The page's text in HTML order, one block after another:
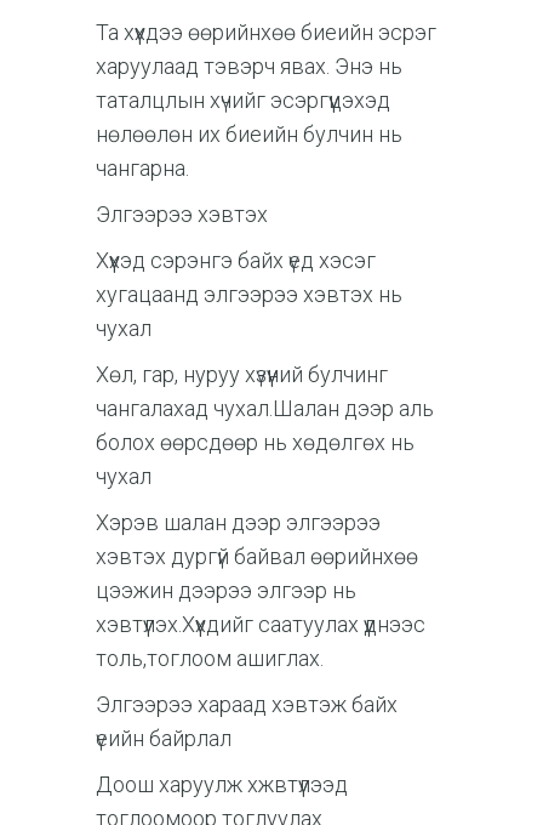
Та хүүхдээ өөрийнхөө биеийн эсрэг
харуулаад тэвэрч явах. Энэ нь
таталцлын хүчийг эсэргүүцэхэд
нөлөөлөн их биеийн булчин нь
чангарна.
Элгээрээ хэвтэх
Хүүхэд сэрэнгэ байх үед хэсэг
хугацаанд элгээрээ хэвтэх нь
чухал
Хөл, гар, нуруу хүзүүний булчинг
чангалахад чухал.Шалан дээр аль
болох өөрсдөөр нь хөдөлгөх нь
чухал
Хэрэв шалан дээр элгээрээ
хэвтэх дургүй байвал өөрийнхөө
цээжин дээрээ элгээр нь
хэвтүүлэх.Хүүхдийг саатуулах үүднээс
толь,тоглоом ашиглах.
Элгээрээ хараад хэвтэж байх
үеийн байрлал
Доош харуулж хжвтүүлээд
тоглоомоор тоглуулах